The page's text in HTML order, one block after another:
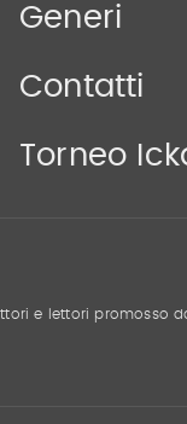
Generi
Contatti
Torneo
e lettori promosso